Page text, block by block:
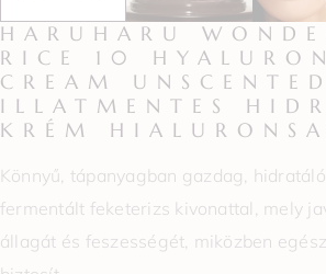
HARUHARU
RICE 10
CREAM UNSCENTED
ILLATMENTES
KRÉM
Könnyű, tápanyagban gazdag,
fermentált feketerizs kivonattal, mely
állagát és feszességét, miközben